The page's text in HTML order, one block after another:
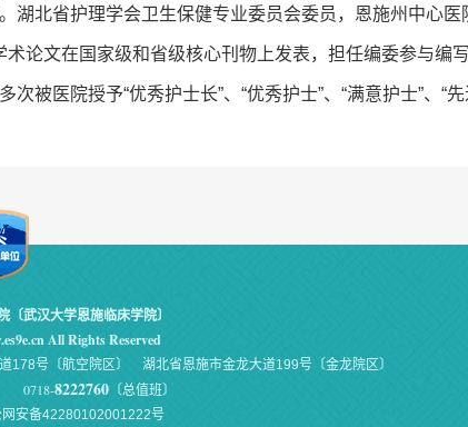
北省护理学会卫生保健专业委员会委员，恩施州中心医
论文在国家级和省级核心刊物上发表，担任编委参与编
医院授予“优秀护士长”、“优秀护士”、“满意护士”、“
武汉大学恩施临床学院〕
All Rights Reserved
号〔航空院区〕 湖北省恩施市金龙大道199号〔金龙院区〕
0718-8222760〔总值班〕
网安备42280102001222号